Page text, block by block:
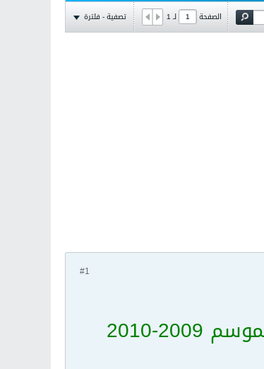
الصفحة لـ1 تصفية - فلترة
#1
موسم 2009-2010